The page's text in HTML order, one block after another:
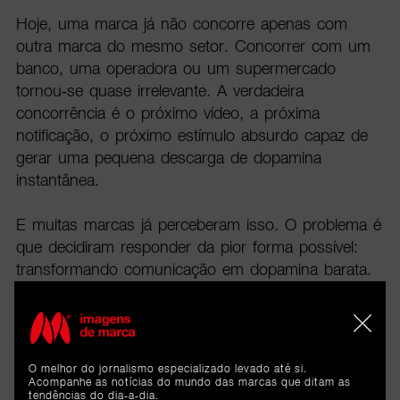
Hoje, uma marca já não concorre apenas com
outra marca do mesmo setor. Concorrer com um
banco, uma operadora ou um supermercado
tornou-se quase irrelevante. A verdadeira
concorrência é o próximo vídeo, a próxima
notificação, o próximo estímulo absurdo capaz de
gerar uma pequena descarga de dopamina
instantânea.
E muitas marcas já perceberam isso. O problema é
que decidiram responder da pior forma possível:
transformando comunicação em dopamina barata.
memeável, imediato. Tudo precisa de provocar
reação instantânea. Mas quase nada quer deixar
impacto verdadeiro. Porque profundidade demora.
E o mercado moderno tem medo de tudo o que
O melhor do jornalismo especializado levado até si.
Acompanhe as notícias do mundo das marcas que ditam as
tendências do dia-a-dia.